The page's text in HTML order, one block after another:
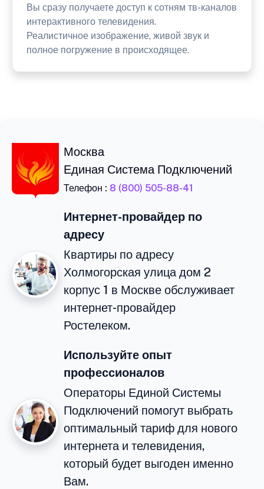
Вы сразу получаете доступ к сотням тв-каналов
интерактивного телевидения.
Реалистичное изображение, живой звук и
полное погружение в происходящее.
Москва
Единая Система Подключений
Телефон : 8 (800) 505-88-41
Интернет-провайдер по
адресу
Квартиры по адресу
Холмогорская улица дом 2
корпус 1 в Москве обслуживает
интернет-провайдер
Ростелеком.
Используйте опыт
профессионалов
Операторы Единой Системы
Подключений помогут выбрать
оптимальный тариф для нового
интернета и телевидения,
который будет выгоден именно
Вам.